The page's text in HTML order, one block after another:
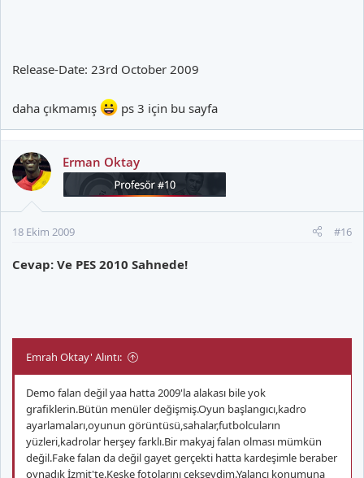
Release-Date: 23rd October 2009
daha çıkmamış ps 3 için bu sayfa
Erman Oktay
18 Ekim 2009 #16
Cevap: Ve PES 2010 Sahnede!
Emrah Oktay' Alıntı:
Demo falan değil yaa hatta 2009'la alakası bile yok
grafiklerin.Bütün menüler değişmiş.Oyun başlangıcı,kadro
ayarlamaları,oyunun görüntüsü,sahalar,futbolcuların
yüzleri,kadrolar herşey farklı.Bir makyaj falan olması mümkün
değil.Fake falan da değil gayet gerçekti hatta kardeşimle beraber
oynadık İzmit'te.Keşke fotolarını çekseydim.Yalancı konumuna